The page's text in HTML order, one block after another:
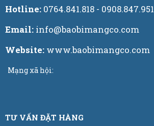
Hotline: 0764.841.818 - 0908.847.951
Email: info@baobimangco.com
Website: www.baobimangco.com
Mạng xã hội:
TƯ VẤN ĐẶT HÀNG